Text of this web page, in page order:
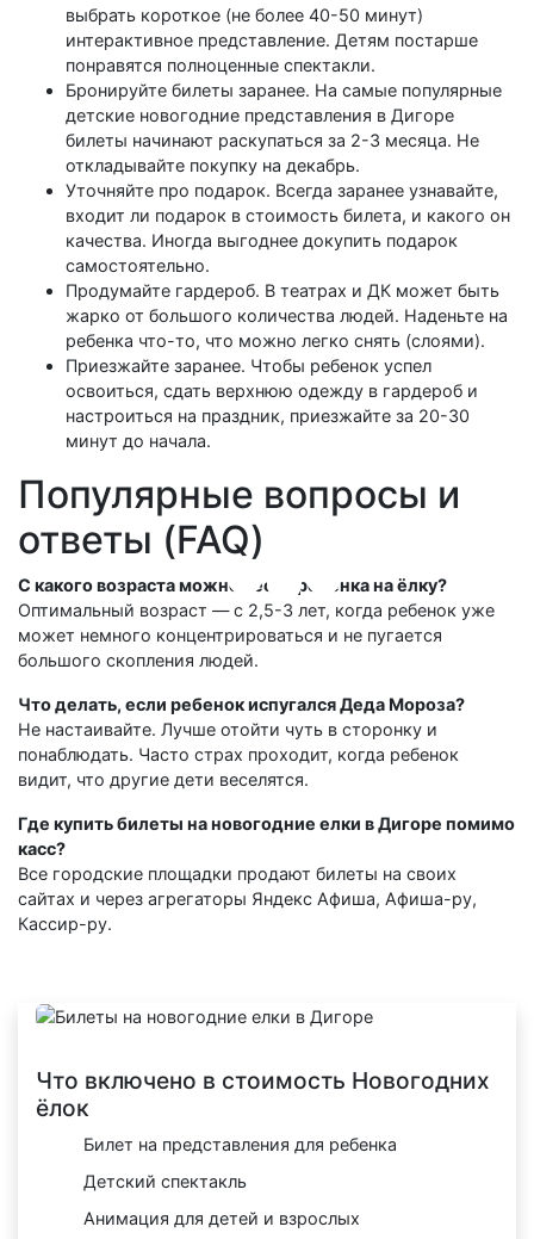
выбрать короткое (не более 40-50 минут)
интерактивное представление. Детям постарше
понравятся полноценные спектакли.
Бронируйте билеты заранее. На самые популярные
детские новогодние представления в Дигоре
билеты начинают раскупаться за 2-3 месяца. Не
откладывайте покупку на декабрь.
Уточняйте про подарок. Всегда заранее узнавайте,
входит ли подарок в стоимость билета, и какого он
качества. Иногда выгоднее докупить подарок
самостоятельно.
Продумайте гардероб. В театрах и ДК может быть
жарко от большого количества людей. Наденьте на
ребенка что-то, что можно легко снять (слоями).
Приезжайте заранее. Чтобы ребенок успел
освоиться, сдать верхнюю одежду в гардероб и
настроиться на праздник, приезжайте за 20-30
минут до начала.
Популярные вопросы и
ответы (FAQ)
С какого возраста можно вести ребенка на ёлку?
Оптимальный возраст — с 2,5-3 лет, когда ребенок уже
может немного концентрироваться и не пугается
большого скопления людей.
Что делать, если ребенок испугался Деда Мороза?
Не настаивайте. Лучше отойти чуть в сторонку и
понаблюдать. Часто страх проходит, когда ребенок
видит, что другие дети веселятся.
Где купить билеты на новогодние елки в Дигоре помимо
касс?
Все городские площадки продают билеты на своих
сайтах и через агрегаторы Яндекс Афиша, Афиша-ру,
Кассир-ру.
Что включено в стоимость Новогодних
ёлок
Билет на представления для ребенка
Детский спектакль
Анимация для детей и взрослых